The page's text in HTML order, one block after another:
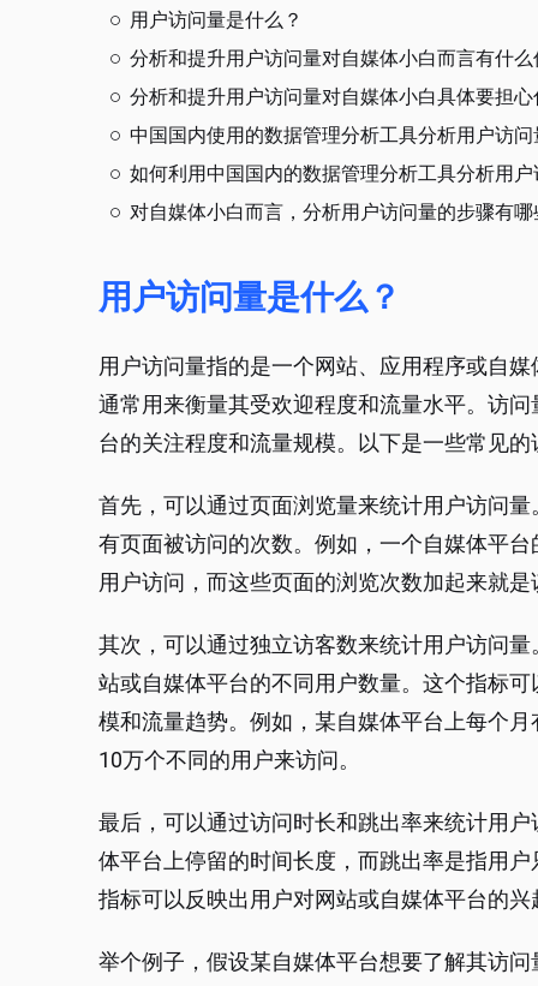
用户访问量是什么？
分析和提升用户访问量对自媒体小白而言有什
分析和提升用户访问量对自媒体小白具体要担
中国国内使用的数据管理分析工具分析用户访问
如何利用中国国内的数据管理分析工具分析用
对自媒体小白而言，分析用户访问量的步骤有哪
用户访问量是什么？
用户访问量指的是一个网站、应用程序或自
通常用来衡量其受欢迎程度和流量水平。访
台的关注程度和流量规模。以下是一些常见
首先，可以通过页面浏览量来统计用户访问
有页面被访问的次数。例如，一个自媒体平
用户访问，而这些页面的浏览次数加起来就
其次，可以通过独立访客数来统计用户访问
站或自媒体平台的不同用户数量。这个指标
模和流量趋势。例如，某自媒体平台上每个
10万个不同的用户来访问。
最后，可以通过访问时长和跳出率来统计用
体平台上停留的时间长度，而跳出率是指用
指标可以反映出用户对网站或自媒体平台的
举个例子，假设某自媒体平台想要了解其访